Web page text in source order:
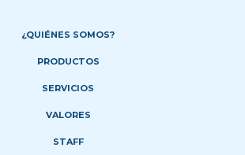
¿QUIÉNES SOMOS?
PRODUCTOS
SERVICIOS
VALORES
STAFF